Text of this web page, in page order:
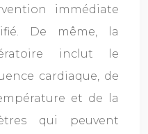
immédiate
De même, la
inclut le
cardiaque, de
et de la
qui peuvent